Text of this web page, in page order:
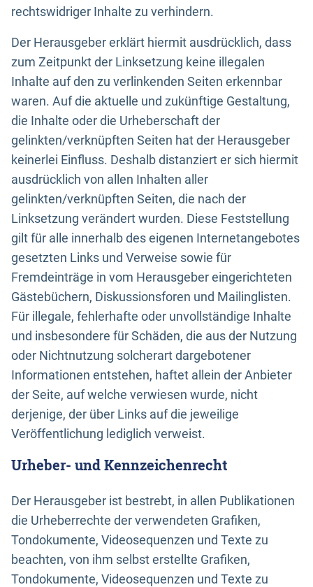
rechtswidriger Inhalte zu verhindern.
Der Herausgeber erklärt hiermit ausdrücklich, dass
zum Zeitpunkt der Linksetzung keine illegalen
Inhalte auf den zu verlinkenden Seiten erkennbar
waren. Auf die aktuelle und zukünftige Gestaltung,
die Inhalte oder die Urheberschaft der
gelinkten/verknüpften Seiten hat der Herausgeber
keinerlei Einfluss. Deshalb distanziert er sich hiermit
ausdrücklich von allen Inhalten aller
gelinkten/verknüpften Seiten, die nach der
Linksetzung verändert wurden. Diese Feststellung
gilt für alle innerhalb des eigenen Internetangebotes
gesetzten Links und Verweise sowie für
Fremdeinträge in vom Herausgeber eingerichteten
Gästebüchern, Diskussionsforen und Mailinglisten.
Für illegale, fehlerhafte oder unvollständige Inhalte
und insbesondere für Schäden, die aus der Nutzung
oder Nichtnutzung solcherart dargebotener
Informationen entstehen, haftet allein der Anbieter
der Seite, auf welche verwiesen wurde, nicht
derjenige, der über Links auf die jeweilige
Veröffentlichung lediglich verweist.
Urheber- und Kennzeichenrecht
Der Herausgeber ist bestrebt, in allen Publikationen
die Urheberrechte der verwendeten Grafiken,
Tondokumente, Videosequenzen und Texte zu
beachten, von ihm selbst erstellte Grafiken,
Tondokumente, Videosequenzen und Texte zu